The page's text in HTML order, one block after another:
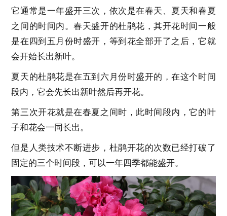
它通常是一年盛开三次，依次是在春天、夏天和春夏
之间的时间内。春天盛开的杜鹃花，其开花时间一般
是在四到五月份时盛开，等到花全部开了之后，它就
会开始长出新叶。
夏天的杜鹃花是在五到六月份时盛开的，在这个时间
段内，它会先长出新叶然后再开花。
第三次开花就是在春夏之间时，此时间段内，它的叶
子和花会一同长出。
但是人类技术不断进步，杜鹃开花的次数已经打破了
固定的三个时间段，可以一年四季都能盛开。